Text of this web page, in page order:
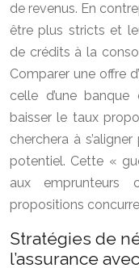
de revenus. En
être plus stricts et
de crédits à la
Comparer une offre
celle d’une
baisser le taux
cherchera à
potentiel. Cette «
aux emprunteurs
propositions
Stratégies de
l’assurance